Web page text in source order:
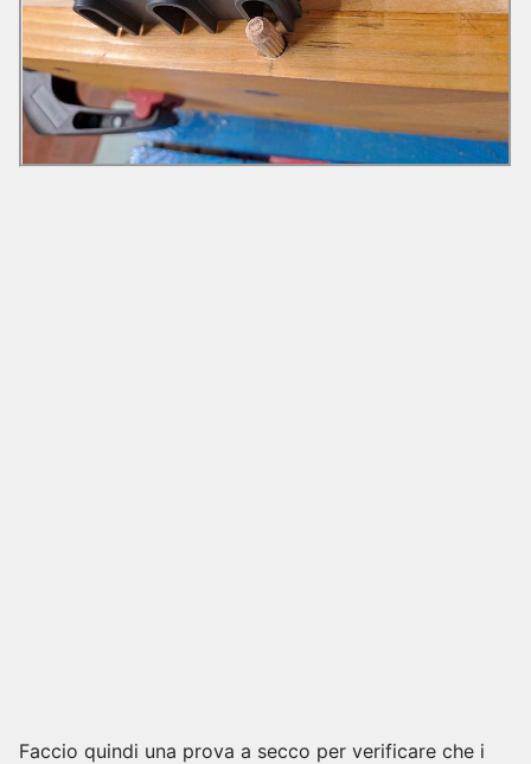
Faccio quindi una prova a secco per verificare che i